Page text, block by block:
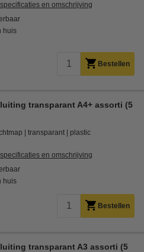
en omschrijving
huis
Bestellen
transparant A4+ assorti (5
transparant plastic
en omschrijving
huis
Bestellen
transparant A3 assorti (5